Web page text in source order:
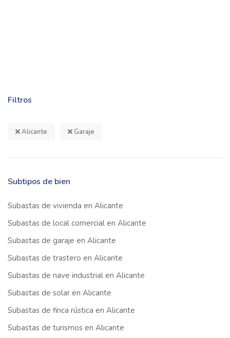
Filtros
Alicante Garaje
Subtipos de bien
Subastas de vivienda en Alicante
Subastas de local comercial en Alicante
Subastas de garaje en Alicante
Subastas de trastero en Alicante
Subastas de nave industrial en Alicante
Subastas de solar en Alicante
Subastas de finca rústica en Alicante
Subastas de turismos en Alicante